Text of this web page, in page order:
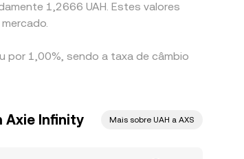
1,2666 UAH. Estes valores
por 1,00%, sendo a taxa de câmbio
Axie Infinity Mais sobre UAH a AXS